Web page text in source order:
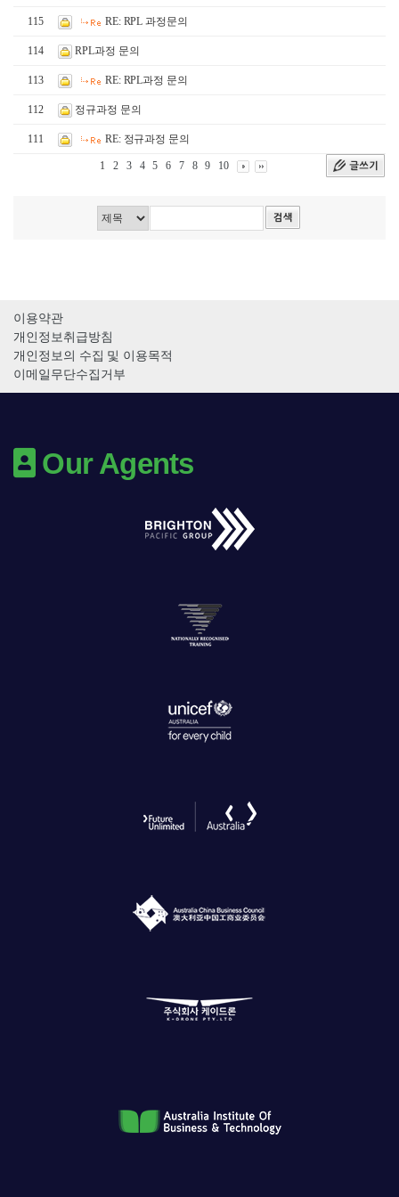
115 RE: RPL 과정문의
114 RPL과정 문의
113 RE: RPL과정 문의
112 정규과정 문의
111 RE: 정규과정 문의
1 2 3 4 5 6 7 8 9 10
이용약관
개인정보취급방침
개인정보의 수집 및 이용목적
이메일무단수집거부
Our Agents